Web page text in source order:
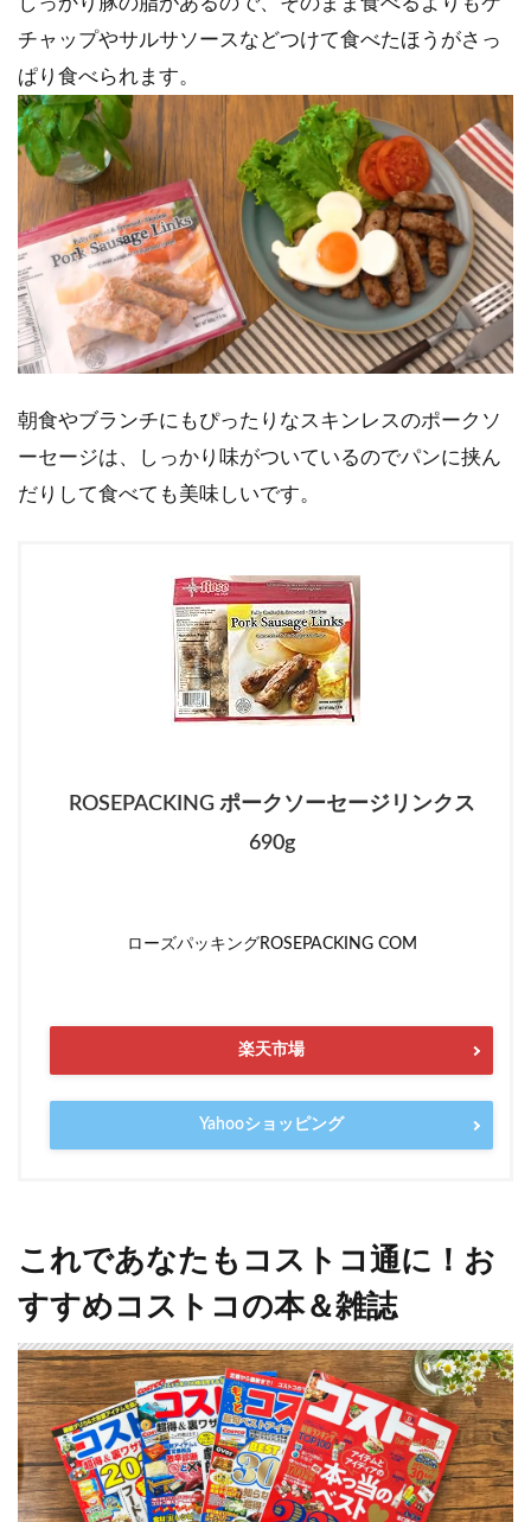
チャップやサルサソースなどつけて食べたほうがさっ
ぱり食べられます。
朝食やブランチにもぴったりなスキンレスのポークソ
ーセージは、しっかり味がついているのでパンに挟ん
だりして食べても美味しいです。
ROSEPACKING ポークソーセージリンクス
690g
ローズパッキングROSEPACKING COM
楽天市場
Yahooショッピング
これであなたもコストコ通に！お
すすめコストコの本＆雑誌